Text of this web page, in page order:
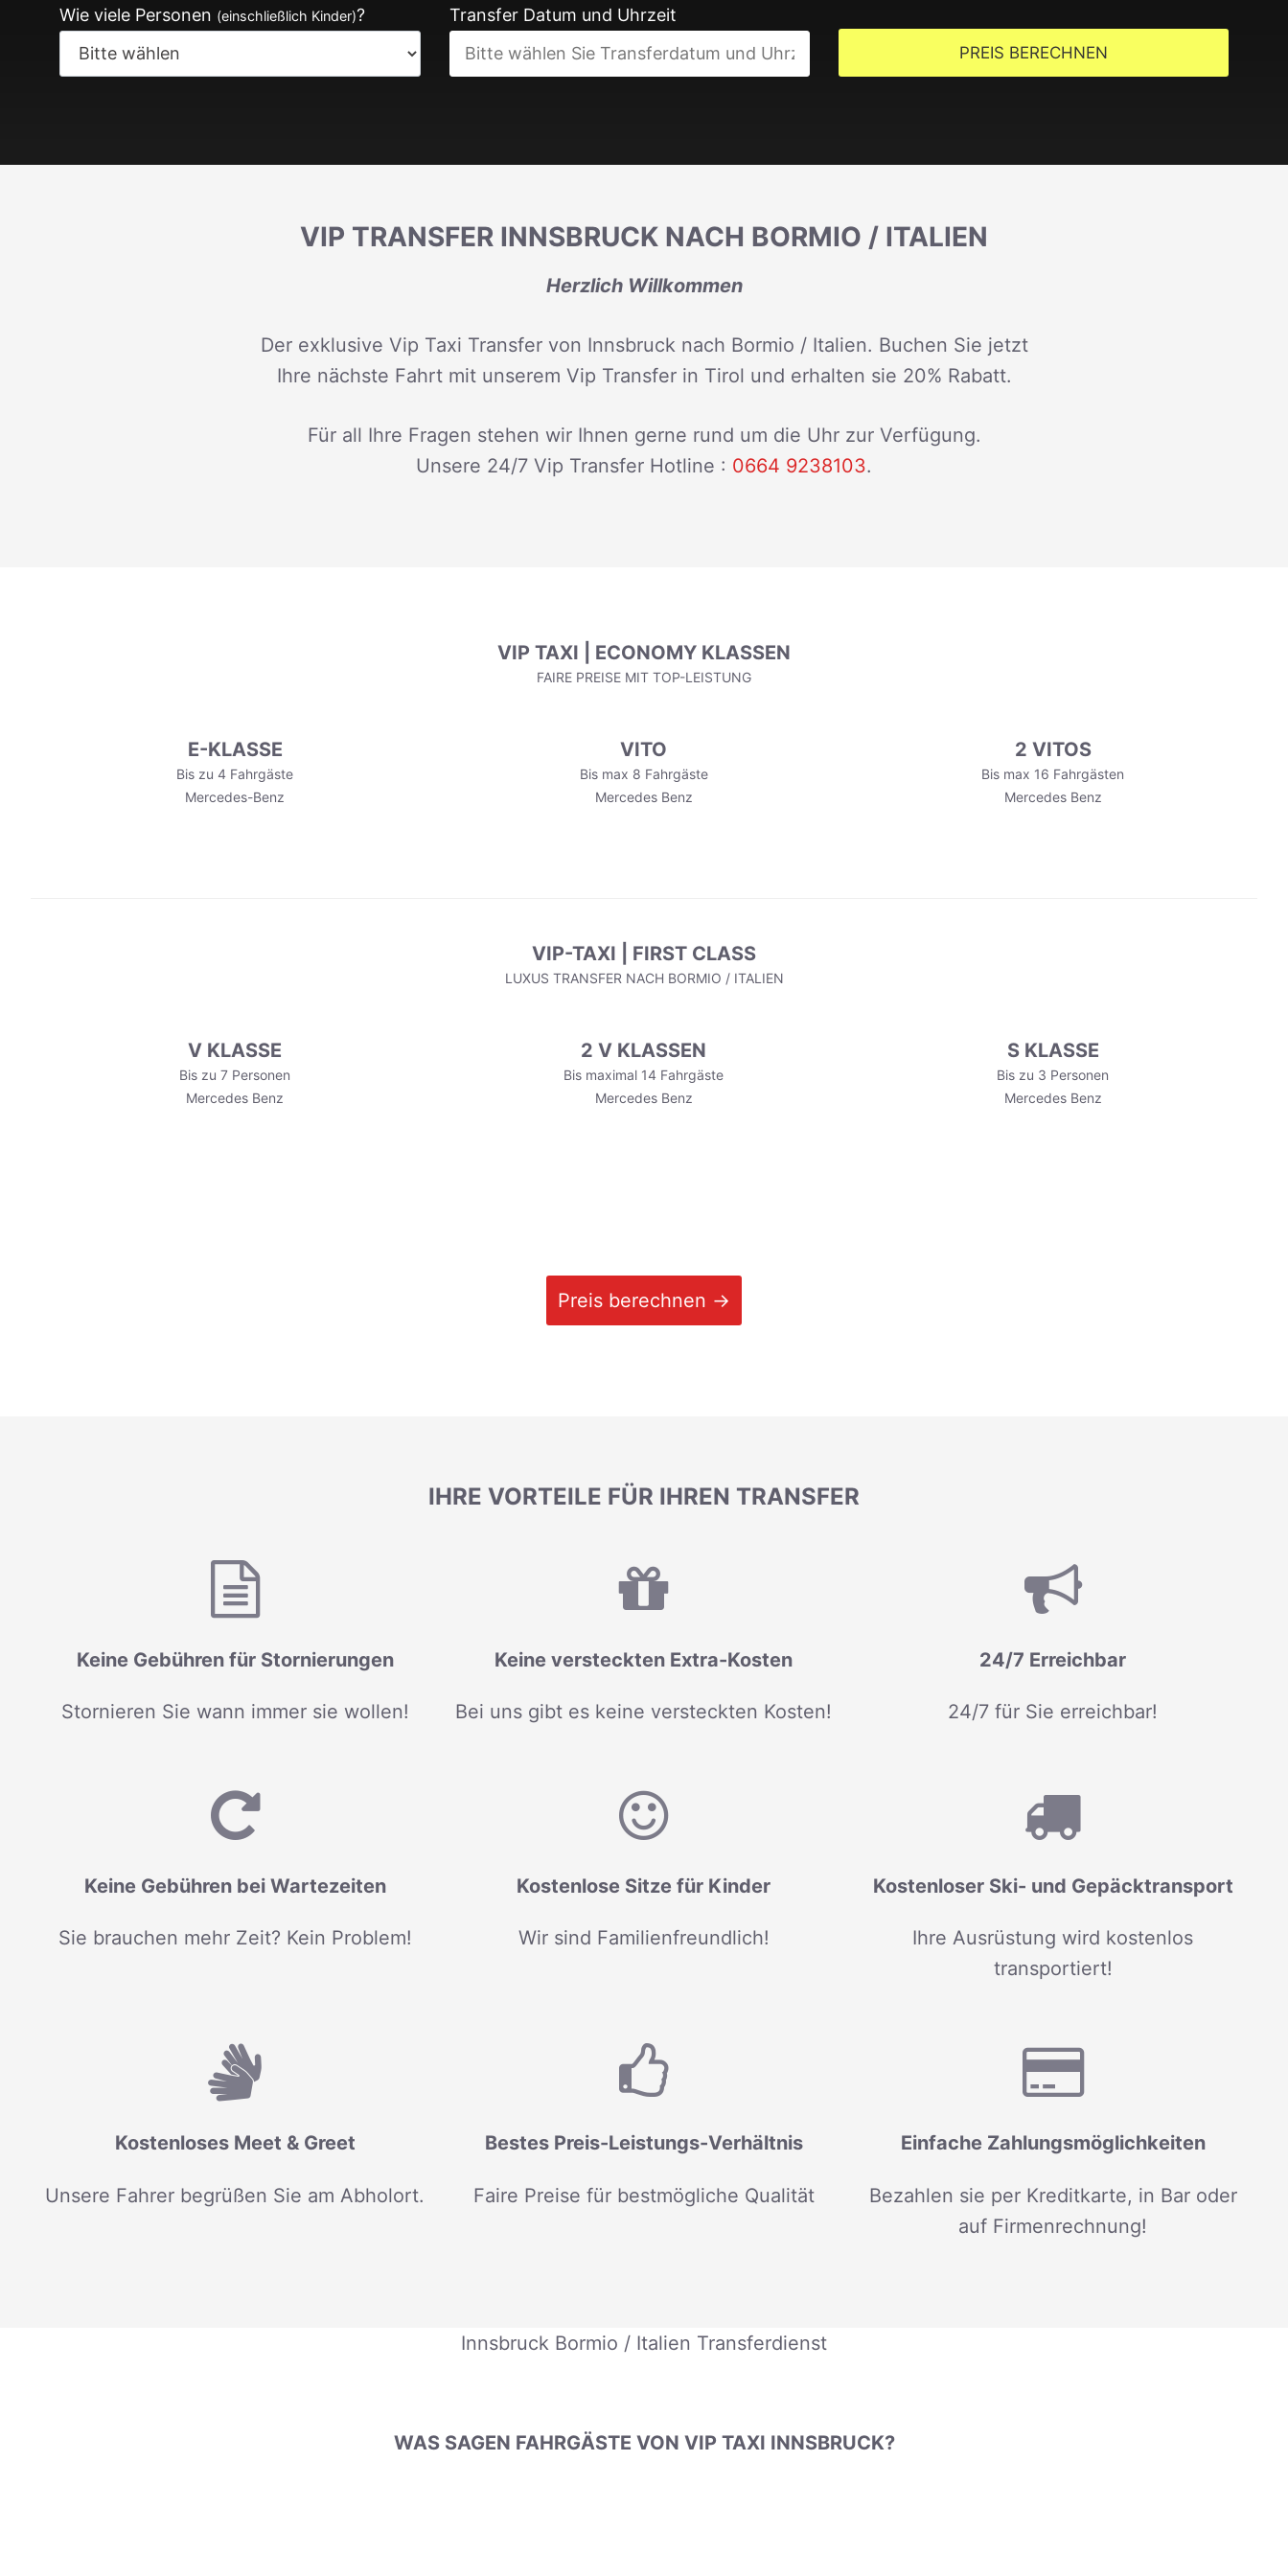
Wie viele Personen (einschließlich Kinder)? Transfer Datum und Uhrzeit
PREIS BERECHNEN
VIP TRANSFER INNSBRUCK NACH BORMIO / ITALIEN
Herzlich Willkommen
Der exklusive Vip Taxi Transfer von Innsbruck nach Bormio / Italien. Buchen Sie jetzt
Ihre nächste Fahrt mit unserem Vip Transfer in Tirol und erhalten sie 20% Rabatt.
Für all Ihre Fragen stehen wir Ihnen gerne rund um die Uhr zur Verfügung.
Unsere 24/7 Vip Transfer Hotline : 0664 9238103.
VIP TAXI | ECONOMY KLASSEN
FAIRE PREISE MIT TOP-LEISTUNG
E-KLASSE
Bis zu 4 Fahrgäste
Mercedes-Benz
VITO
Bis max 8 Fahrgäste
Mercedes Benz
2 VITOS
Bis max 16 Fahrgästen
Mercedes Benz
VIP-TAXI | FIRST CLASS
LUXUS TRANSFER NACH BORMIO / ITALIEN
V KLASSE
Bis zu 7 Personen
Mercedes Benz
2 V KLASSEN
Bis maximal 14 Fahrgäste
Mercedes Benz
S KLASSE
Bis zu 3 Personen
Mercedes Benz
Preis berechnen →
IHRE VORTEILE FÜR IHREN TRANSFER
Keine Gebühren für Stornierungen
Stornieren Sie wann immer sie wollen!
Keine versteckten Extra-Kosten
Bei uns gibt es keine versteckten Kosten!
24/7 Erreichbar
24/7 für Sie erreichbar!
Keine Gebühren bei Wartezeiten
Sie brauchen mehr Zeit? Kein Problem!
Kostenlose Sitze für Kinder
Wir sind Familienfreundlich!
Kostenloser Ski- und Gepäcktransport
Ihre Ausrüstung wird kostenlos
transportiert!
Kostenloses Meet & Greet
Unsere Fahrer begrüßen Sie am Abholort.
Bestes Preis-Leistungs-Verhältnis
Faire Preise für bestmögliche Qualität
Einfache Zahlungsmöglichkeiten
Bezahlen sie per Kreditkarte, in Bar oder
auf Firmenrechnung!
Innsbruck Bormio / Italien Transferdienst
WAS SAGEN FAHRGÄSTE VON VIP TAXI INNSBRUCK?